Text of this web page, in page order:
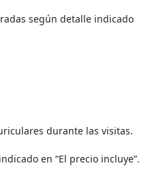
según detalle indicado
durante las visitas.
en “El precio incluye”.